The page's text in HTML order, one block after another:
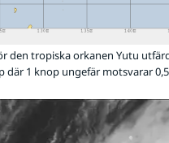
den tropiska orkanen Yutu
där 1 knop ungefär motsvarar